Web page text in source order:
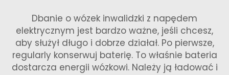
Dbanie o wózek inwalidzki z napędem
elektrycznym jest bardzo ważne, jeśli chcesz,
aby służył długo i dobrze działał. Po pierwsze,
regularly konserwuj baterię. To właśnie bateria
dostarcza energii wózkowi. Należy ją ładować i